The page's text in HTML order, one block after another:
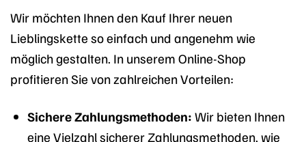
Wir möchten Ihnen den Kauf Ihrer neuen
Lieblingskette so einfach und angenehm wie
möglich gestalten. In unserem Online-Shop
profitieren Sie von zahlreichen Vorteilen:
Sichere Zahlungsmethoden: Wir bieten Ihnen
eine Vielzahl sicherer Zahlungsmethoden, wie